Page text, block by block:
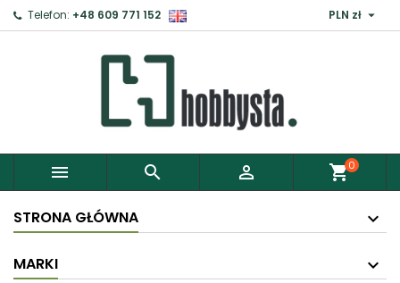
Telefon: +48 609 771 152 PLN zł 
   shopping_cart0
STRONA GŁÓWNA
MARKI